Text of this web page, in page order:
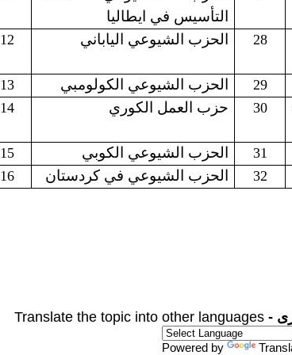
التأسيس في ايطاليا
28 الحزب الشيوعي الياباني 12
29 الحزب الشيوعي الكولومبي 13
30 حزب العمل الكوري 14
31 الحزب الشيوعي الكوبي 15
32 الحزب الشيوعي في كردستان 16
-
Translate the topic into other languages
Powered by